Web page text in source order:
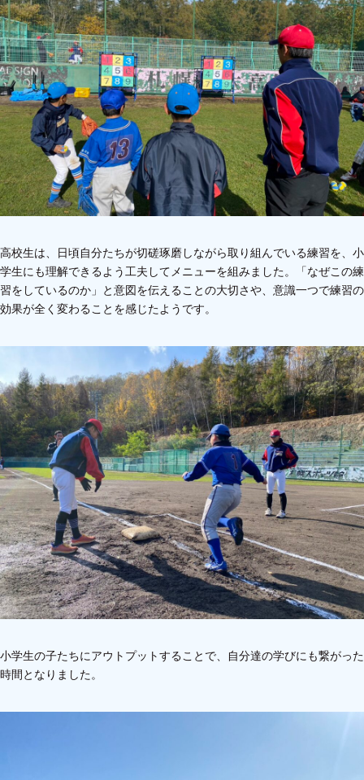
高校生は、日頃自分たちが切磋琢磨しながら取り組んでいる練習を、小
学生にも理解できるよう工夫してメニューを組みました。「なぜこの練
習をしているのか」と意図を伝えることの大切さや、意識一つで練習の
効果が全く変わることを感じたようです。
小学生の子たちにアウトプットすることで、自分達の学びにも繋がった
時間となりました。